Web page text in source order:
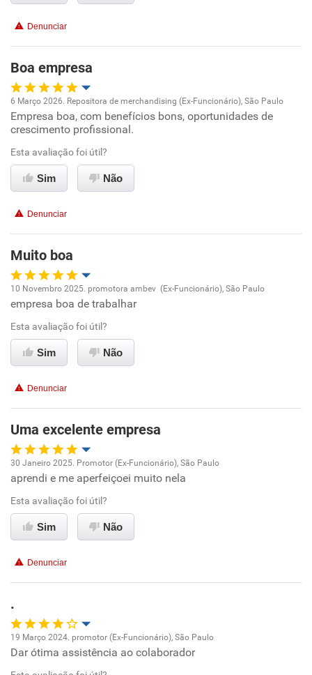
Benefícios
Recomenda esta empresa
Recomenda a diretoria
Denunciar
Boa empresa
Oportunidade de promoção
Ambiente de trabalho
Conciliação com a vida familiar
Recomenda esta empresa
Recomenda a diretoria
6 Março 2026. Repositora de merchandising (Ex-Funcionário), São Paulo
Empresa boa, com benefícios bons, oportunidades de
crescimento profissional.
Esta avaliação foi útil?
Sim Não
Denunciar
Muito boa
Oportunidade de promoção
Ambiente de trabalho
Benefícios
Recomenda esta empresa
Recomenda a diretoria
10 Novembro 2025. promotora ambev (Ex-Funcionário), São Paulo
empresa boa de trabalhar
Esta avaliação foi útil?
Sim Não
Denunciar
Uma excelente empresa
Oportunidade de promoção
Ambiente de trabalho
Benefícios
Recomenda esta empresa
30 Janeiro 2025. Promotor (Ex-Funcionário), São Paulo
aprendi e me aperfeiçoei muito nela
Esta avaliação foi útil?
Sim Não
Denunciar
.
Oportunidade de promoção
19 Março 2024. promotor (Ex-Funcionário), São Paulo
Dar ótima assistência ao colaborador